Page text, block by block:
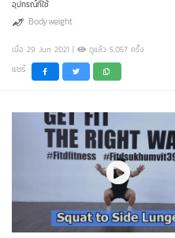
อุปกรณ์ที่ใช้
Bodyweight
เมื่อ 29 Jun 2021 | ดูแล้ว 5,057 ครั้ง
แชร์